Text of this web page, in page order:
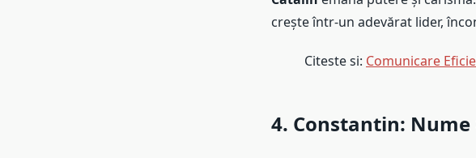
crește într-un adevărat lider,
Citeste si: Comunicare
4. Constantin: Nume